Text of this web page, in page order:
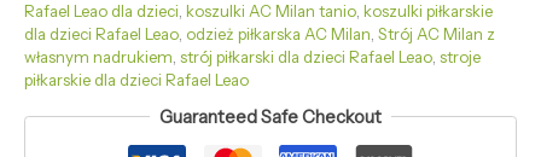
Rafael Leao dla dzieci, koszulki AC Milan tanio, koszulki piłkarskie
dla dzieci Rafael Leao, odzież piłkarska AC Milan, Strój AC Milan z
własnym nadrukiem, strój piłkarski dla dzieci Rafael Leao, stroje
piłkarskie dla dzieci Rafael Leao
Guaranteed Safe Checkout